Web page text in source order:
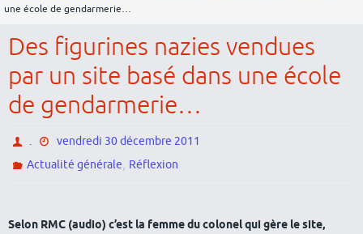
une école de gendarmerie…
Des figurines nazies vendues
par un site basé dans une école
de gendarmerie…
.
vendredi 30 décembre 2011
Actualité générale, Réflexion
Selon RMC (audio) c’est la femme du colonel qui gère le site,